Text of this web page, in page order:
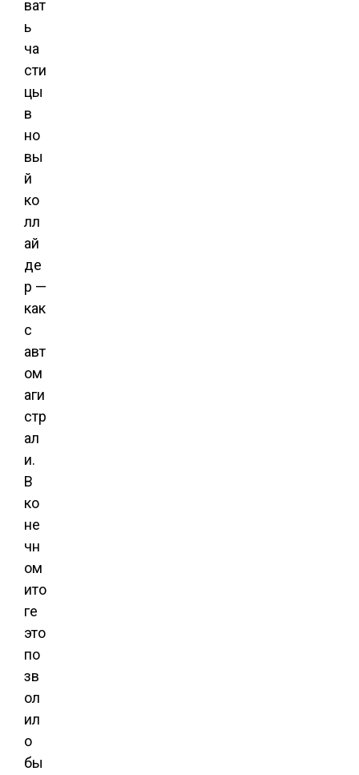
ват
ь
ча
сти
цы
в
но
вы
й
ко
лл
ай
де
р —
как
с
авт
ом
аги
стр
ал
и.
В
ко
не
чн
ом
ито
ге
это
по
зв
ол
ил
о
бы